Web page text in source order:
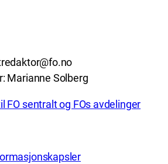
Marianne Solberg
FO sentralt og FOs avdelinger